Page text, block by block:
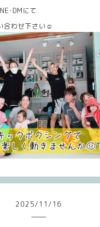
･DMにて
合わせ下さい☺️
2025/ 11 / 16